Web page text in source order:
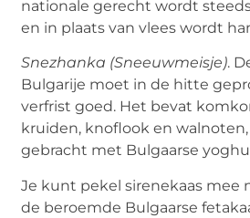
nationale gerecht wordt
en in plaats van vlees wordt
Snezhanka (Sneeuwmeisje).
Bulgarije moet in de hitte
verfrist goed. Het bevat
kruiden, knoflook en
gebracht met Bulgaarse
Je kunt pekel sirenekaas mee
de beroemde Bulgaarse